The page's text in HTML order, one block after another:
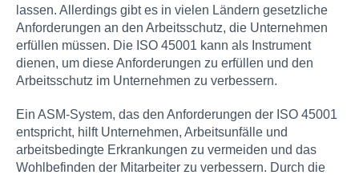
lassen. Allerdings gibt es in vielen Ländern gesetzliche
Anforderungen an den Arbeitsschutz, die Unternehmen
erfüllen müssen. Die ISO 45001 kann als Instrument
dienen, um diese Anforderungen zu erfüllen und den
Arbeitsschutz im Unternehmen zu verbessern.
Ein ASM-System, das den Anforderungen der ISO 45001
entspricht, hilft Unternehmen, Arbeitsunfälle und
arbeitsbedingte Erkrankungen zu vermeiden und das
Wohlbefinden der Mitarbeiter zu verbessern. Durch die